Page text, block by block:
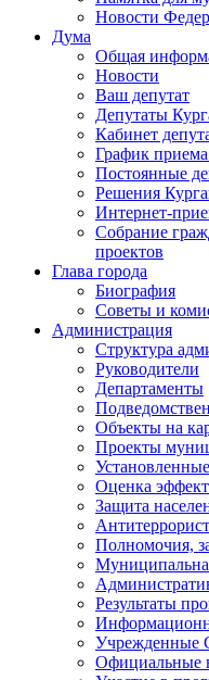
Новости
Дума
Общая
Новости
Ваш депутат
Депутаты
Кабинет
График приема
Постоянные
Решения
Интернет-
Собрание
проектов
Глава города
Биография
Советы и
Администрация
Структура
Руководители
Департаменты
Объекты на
Проекты
Оценка
Защита
Полномочия,
Результаты
Официальные